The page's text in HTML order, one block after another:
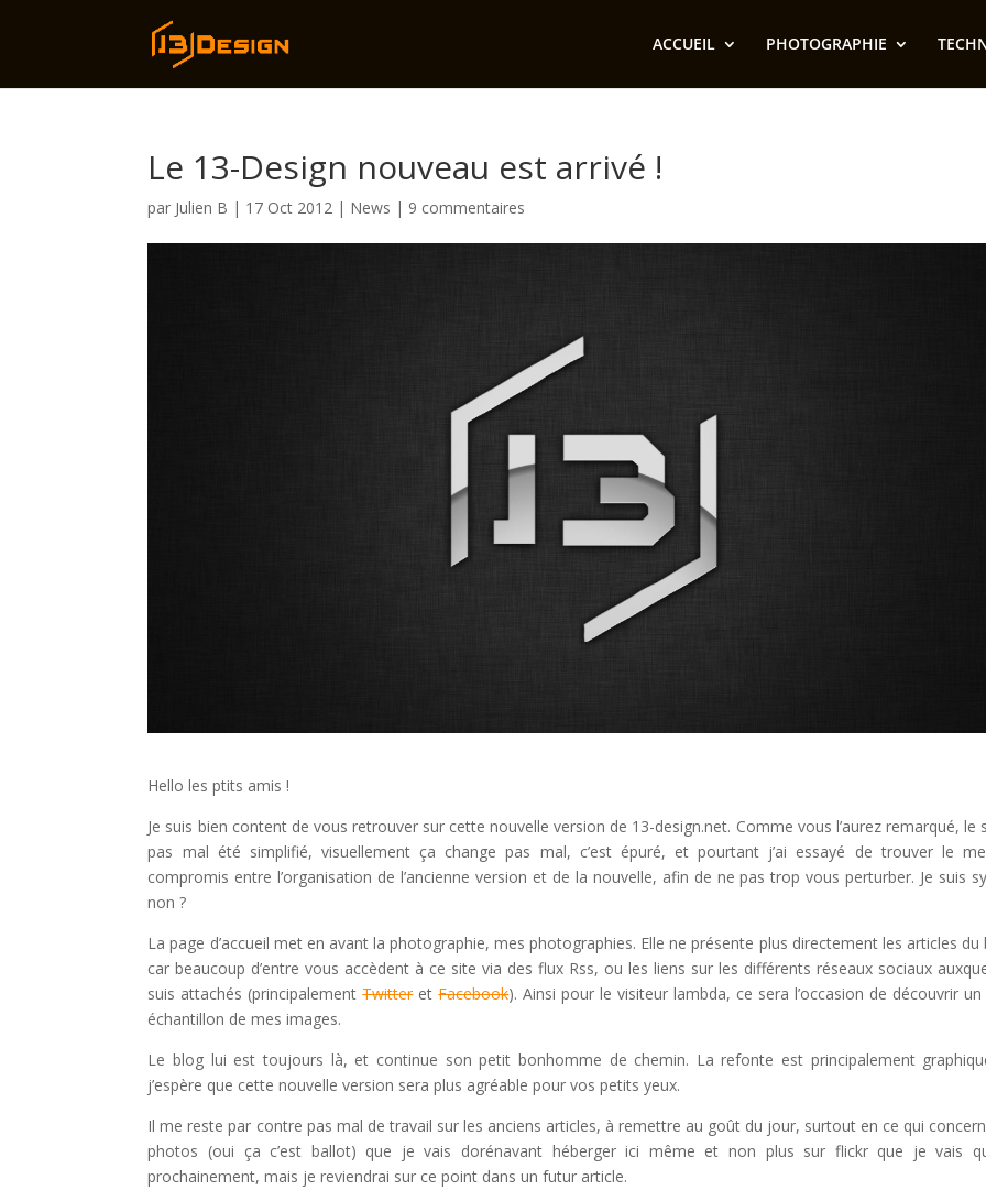
ACCUEIL PHOTOGRAPHIE
Le 13-Design nouveau est arrivé !
par Julien B | 17 Oct 2012 | News | 9 commentaires
Hello les ptits amis !
Je suis bien content de vous retrouver sur cette nouvelle version de 13-design.net. Comme vous l’aurez remarqué, le
pas mal été simplifié, visuellement ça change pas mal, c’est épuré, et pourtant j’ai essayé de trouver le
compromis entre l’organisation de l’ancienne version et de la nouvelle, afin de ne pas trop vous perturber. Je suis
non ?
La page d’accueil met en avant la photographie, mes photographies. Elle ne présente plus directement les articles du
car beaucoup d’entre vous accèdent à ce site via des flux Rss, ou les liens sur les différents réseaux sociaux
suis attachés (principalementTwitteretFacebook). Ainsi pour le visiteur lambda, ce sera l’occasion de découvrir
échantillon de mes images.
Le blog lui est toujours là, et continue son petit bonhomme de chemin. La refonte est principalement
j’espère que cette nouvelle version sera plus agréable pour vos petits yeux.
Il me reste par contre pas mal de travail sur les anciens articles, à remettre au goût du jour, surtout en ce qui
photos (oui ça c’est ballot) que je vais dorénavant héberger ici même et non plus sur flickr que je vais
prochainement, mais je reviendrai sur ce point dans un futur article.